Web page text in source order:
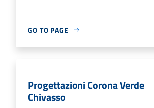
GO TO PAGE
Progettazioni Corona Verde
Chivasso